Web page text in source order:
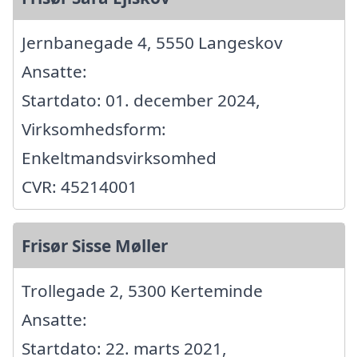
Jernbanegade 4, 5550 Langeskov
Ansatte:
Startdato: 01. december 2024,
Virksomhedsform:
Enkeltmandsvirksomhed
CVR: 45214001
Frisør Sisse Møller
Trollegade 2, 5300 Kerteminde
Ansatte:
Startdato: 22. marts 2021,